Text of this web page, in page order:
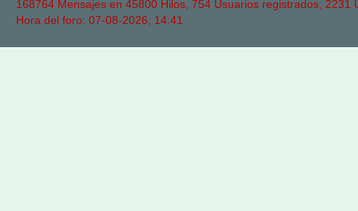
168764 Mensajes en 45800 Hilos, 754 Usuarios registrados,
Hora del foro: 07-08-2026, 14:41